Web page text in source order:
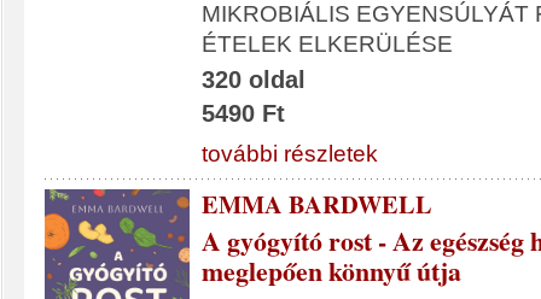
MIKROBIÁLIS EGYENSÚLYÁT
ÉTELEK ELKERÜLÉSE
320 oldal
5490 Ft
további részletek
EMMA BARDWELL
A gyógyító rost - Az
meglepően könnyű útja